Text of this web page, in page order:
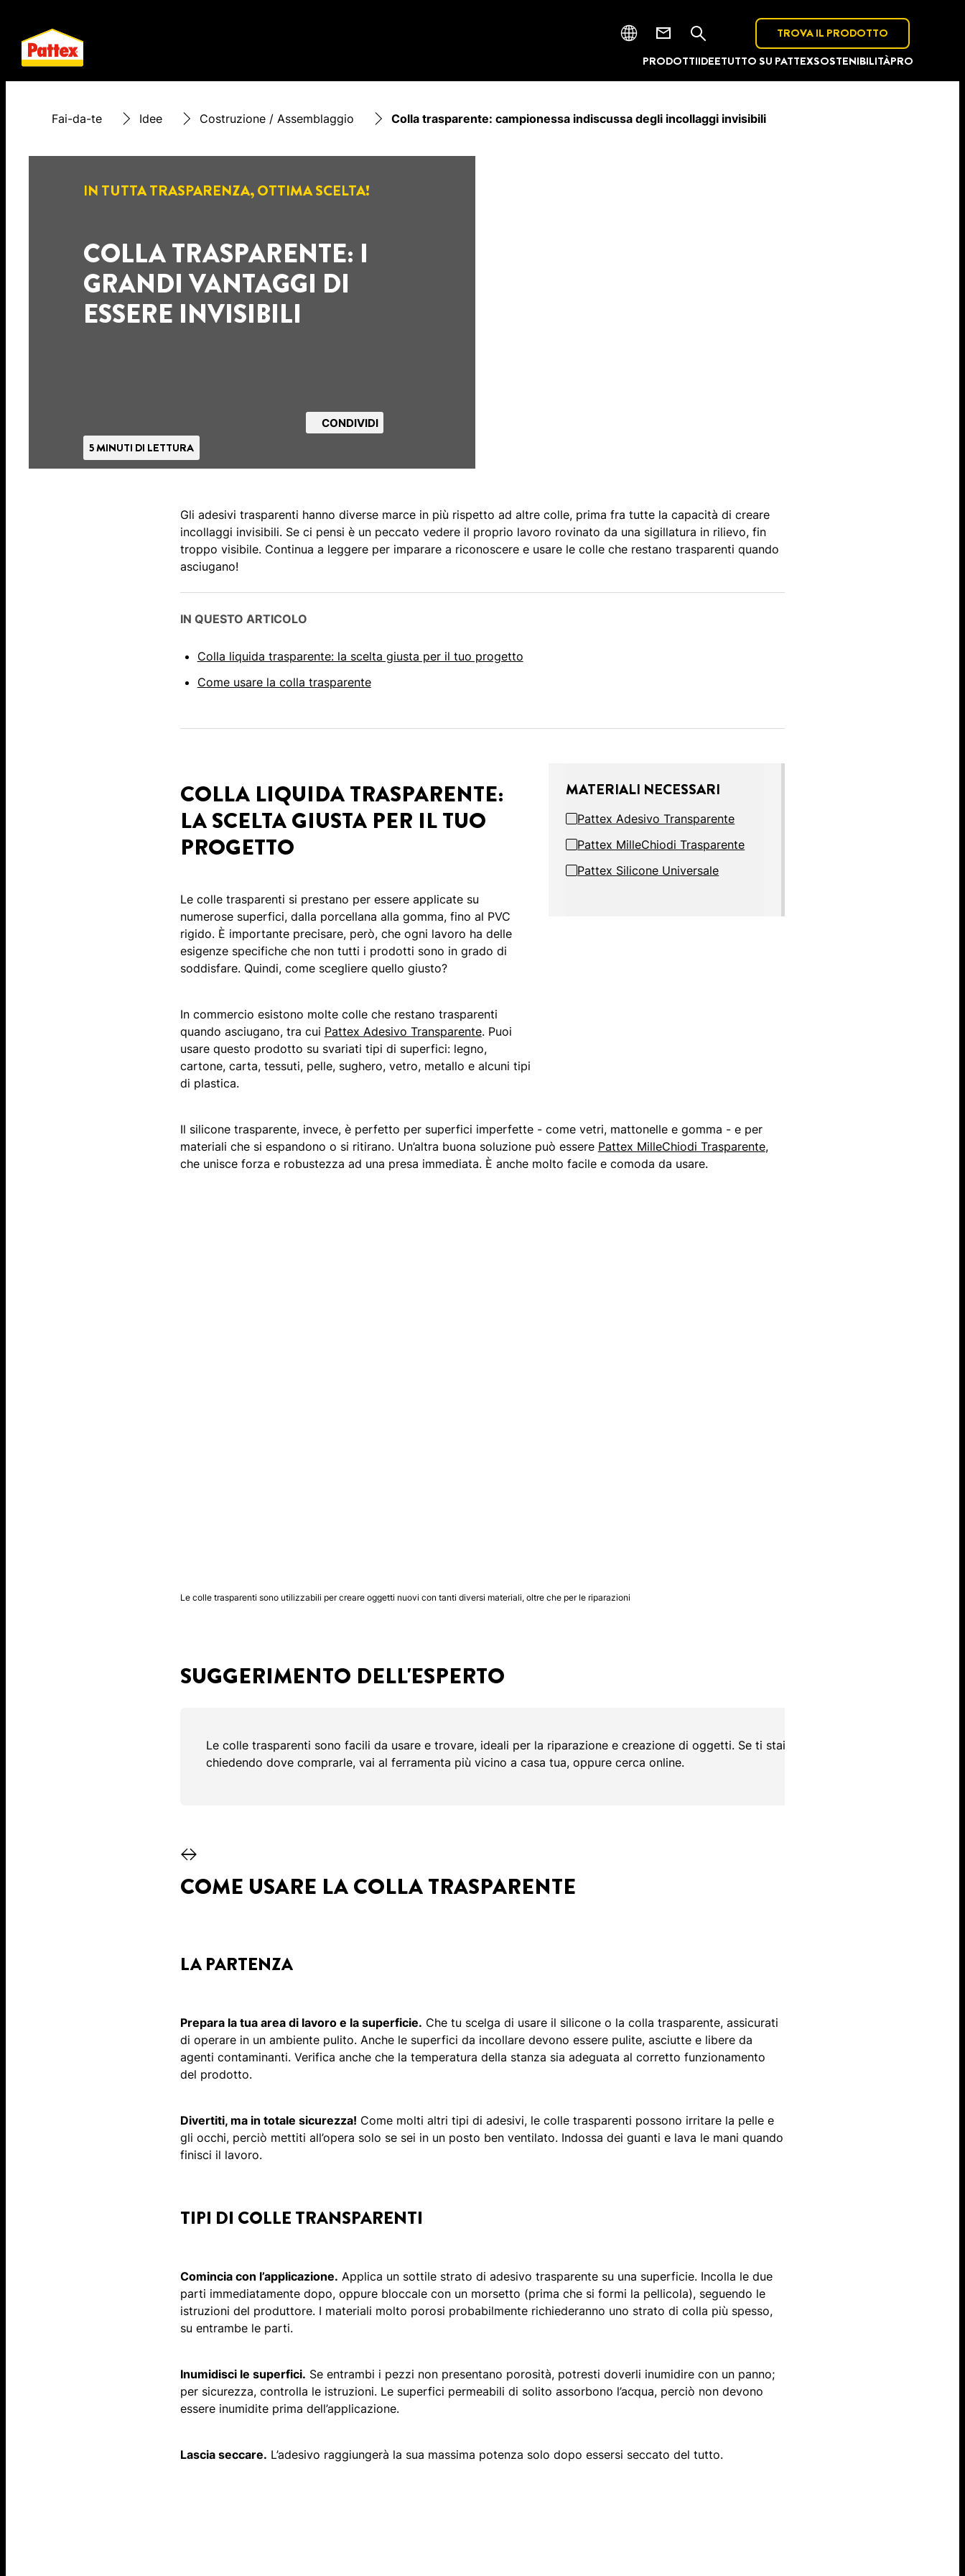
PRODOTTIIDEETUTTO SU PATTEXSOSTENIBILITÀPRO
TROVA IL PRODOTTO
Fai-da-te Idee Costruzione / Assemblaggio Colla trasparente: ​c​ampionessa indiscussa degli incollaggi invisibili
IN TUTTA TRASPARENZA, OTTIMA SCELTA!
COLLA TRASPARENTE: ​I​
GRANDI VANTAGGI DI
ESSERE INVISIBILI
5 MINUTI DI LETTURA
CONDIVIDI
Gli adesivi trasparenti hanno diverse marce in più rispetto ad altre colle, prima fra tutte la capacità di creare
incollaggi invisibili. Se ci pensi è un peccato vedere il proprio lavoro rovinato da una sigillatura in rilievo, fin
troppo visibile. Continua a leggere per imparare a riconoscere e usare le colle che restano trasparenti quando
asciugano!
IN QUESTO ARTICOLO
Colla liquida trasparente: la scelta giusta per il tuo progetto
Come usare la colla trasparente
COLLA LIQUIDA TRASPARENTE:
LA SCELTA GIUSTA PER IL TUO
PROGETTO
Le colle trasparenti si prestano per essere applicate su
numerose superfici, dalla porcellana alla gomma, fino al PVC
rigido. È importante precisare, però, che ogni lavoro ha delle
esigenze specifiche che non tutti i prodotti sono in grado di
soddisfare. Quindi, come scegliere quello giusto?
In commercio esistono molte colle che restano trasparenti
quando asciugano, tra cui Pattex Adesivo Transparente. Puoi
usare questo prodotto su svariati tipi di superfici: legno,
cartone, carta, tessuti, pelle, sughero, vetro, metallo e alcuni tipi
di plastica.
MATERIALI NECESSARI
Pattex Adesivo Transparente
Pattex MilleChiodi Trasparente
Pattex Silicone Universale
Il silicone trasparente, invece, è perfetto per superfici imperfette -​ come vetri, mattonelle e gomma​ - e per
materiali che si espandono o si ritirano. Un’altra buona soluzione può essere Pattex MilleChiodi Trasparente,
che unisce forza e robustezza ad una presa immediata. È anche molto facile e comoda da usare.
Le colle trasparenti sono utilizzabili per creare oggetti nuovi con tanti diversi materiali, oltre che per le riparazioni
SUGGERIMENTO DELL'ESPERTO
Le colle trasparenti sono facili da usare e trovare, ideali per la riparazione e creazione di oggetti. Se ti stai
chiedendo dove comprarle, vai al ferramenta più vicino a casa tua, oppure cerca online.
COME USARE LA COLLA TRASPARENTE
LA PARTENZA
Prepara la tua area di lavoro e la superficie. Che tu scelga di usare il silicone o la colla trasparente, assicurati
di operare in un ambiente pulito. Anche le superfici da incollare devono essere pulite, asciutte e libere da
agenti contaminanti. Verifica anche che la temperatura della stanza sia adeguata al corretto funzionamento
del prodotto.
Divertiti, ma in totale sicurezza! Come molti altri tipi di adesivi, le colle trasparenti possono irritare la pelle e
gli occhi, perciò mettiti all’opera solo se sei in un posto ben ventilato. Indossa dei guanti e lava le mani quando
finisci il lavoro.
TIPI DI COLLE TRANSPARENTI
​​Comincia con l’a​pplicazione. Applica un sottile strato di adesivo trasparente su una superficie. Incolla le due
parti immediatamente dopo, oppure bloccale con un morsetto (prima che si formi la pellicola), seguendo le
istruzioni del produttore. I materiali molto porosi probabilmente richiederanno uno strato di colla più spesso,
su entrambe le parti.
Inumidisci le superfici. Se entrambi i pezzi non presentano porosità, potresti doverli inumidire con un panno;
per sicurezza, controlla le istruzioni. Le superfici permeabili di solito assorbono l’acqua, perciò non devono
essere inumidite prima dell’applicazione.
Lascia seccare. L’adesivo raggiungerà la sua massima potenza solo dopo essersi seccato del tutto.